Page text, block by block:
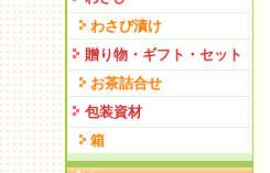
わさび漬け
贈り物・ギフト・セット
お茶詰合せ
包装資材
箱